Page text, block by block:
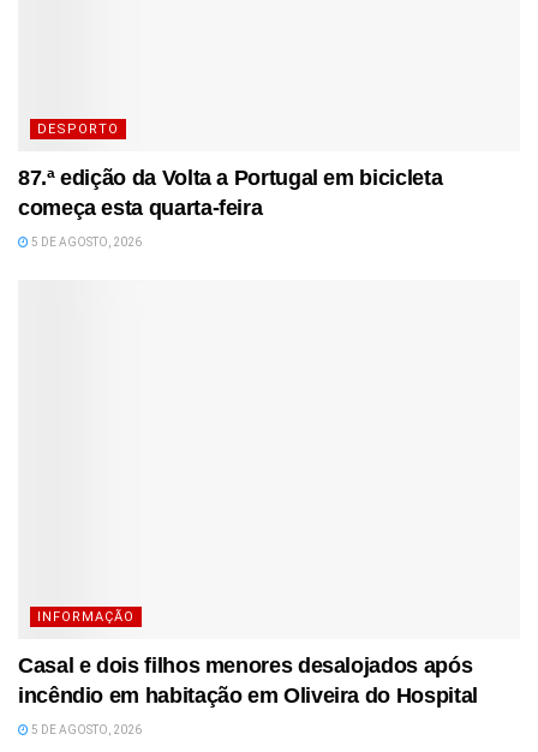
DESPORTO
87.ª edição da Volta a Portugal em bicicleta
começa esta quarta-feira
5 DE AGOSTO, 2026
INFORMAÇÃO
Casal e dois filhos menores desalojados após
incêndio em habitação em Oliveira do Hospital
5 DE AGOSTO, 2026